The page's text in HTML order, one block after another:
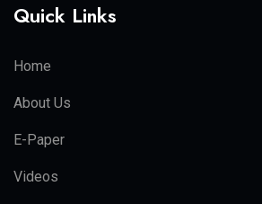
Quick Links
Home
About Us
E-Paper
Videos